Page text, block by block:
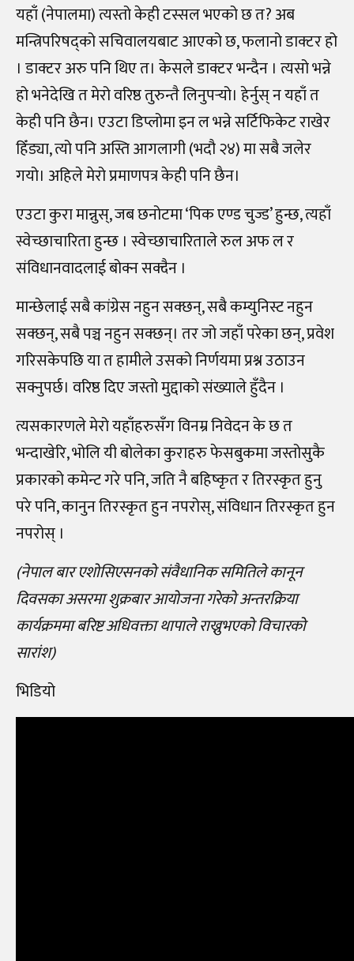
यहाँ (नेपालमा) त्यस्तो केही टस्सल भएको छ त? अब
मन्त्रिपरिषद्को सचिवालयबाट आएको छ, फलानो डाक्टर हो
। डाक्टर अरु पनि थिए त। केसले डाक्टर भन्दैन । त्यसो भन्ने
हो भनेदेखि त मेरो वरिष्ठ तुरुन्तै लिनुपर्‍यो। हेर्नुस् न यहाँ त
केही पनि छैन। एउटा डिप्लोमा इन ल भन्ने सर्टिफिकेट राखेर
हिँड्या, त्यो पनि अस्ति आगलागी (भदौ २४) मा सबै जलेर
गयो। अहिले मेरो प्रमाणपत्र केही पनि छैन।
एउटा कुरा मान्नुस्, जब छनोटमा ‘पिक एण्ड चुज्ड’ हुन्छ, त्यहाँ
स्वेच्छाचारिता हुन्छ । स्वेच्छाचारिताले रुल अफ ल र
संविधानवादलाई बोक्न सक्दैन ।
मान्छेलाई सबै कांग्रेस नहुन सक्छन्, सबै कम्युनिस्ट नहुन
सक्छन्, सबै पञ्च नहुन सक्छन्। तर जो जहाँ परेका छन्, प्रवेश
गरिसकेपछि या त हामीले उसको निर्णयमा प्रश्न उठाउन
सक्नुपर्छ। वरिष्ठ दिए जस्तो मुद्दाको संख्याले हुँदैन ।
त्यसकारणले मेरो यहाँहरुसँग विनम्र निवेदन के छ त
भन्दाखेरि, भोलि यी बोलेका कुराहरु फेसबुकमा जस्तोसुकै
प्रकारको कमेन्ट गरे पनि, जति नै बहिष्कृत र तिरस्कृत हुनु
परे पनि, कानुन तिरस्कृत हुन नपरोस्, संविधान तिरस्कृत हुन
नपरोस् ।
(नेपाल बार एशोसिएसनको संवैधानिक समितिले कानून
दिवसका असरमा शुक्रबार आयोजना गरेको अन्तरक्रिया
कार्यक्रममा बरिष्ट अधिवक्ता थापाले राख्नुभएको विचारको
सारांश)
भिडियो